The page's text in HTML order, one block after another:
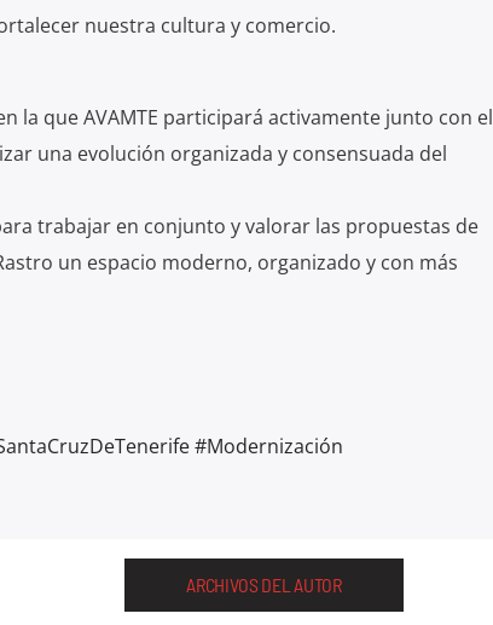
nuestra cultura y comercio.
la que AVAMTE participará activamente junto con el
una evolución organizada y consensuada del
trabajar en conjunto y valorar las propuestas de
un espacio moderno, organizado y con más
#Modernización
ARCHIVOS DEL AUTOR